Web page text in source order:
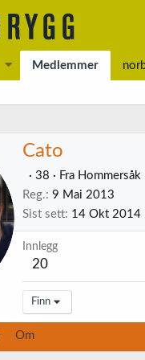
Medlemmer
Cato
· 38 · Fra Hommersåk
Reg. 9 Mai 2013
Sist sett 14 Okt 2014
Innlegg
20
Finn
Om